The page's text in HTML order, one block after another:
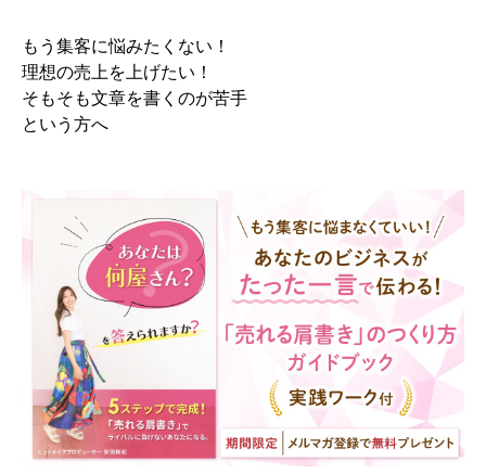
もう集客に悩みたくない！
理想の売上を上げたい！
そもそも文章を書くのが苦手
という方へ